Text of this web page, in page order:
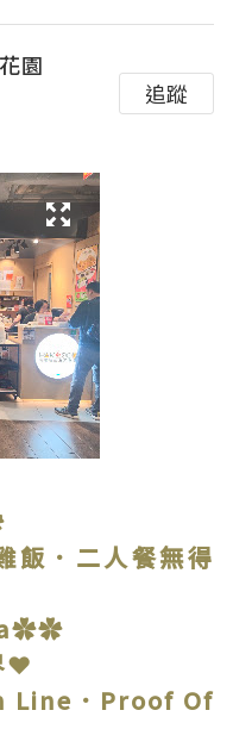
園
追蹤
．二人餐無得
❤
Line．Proof Of